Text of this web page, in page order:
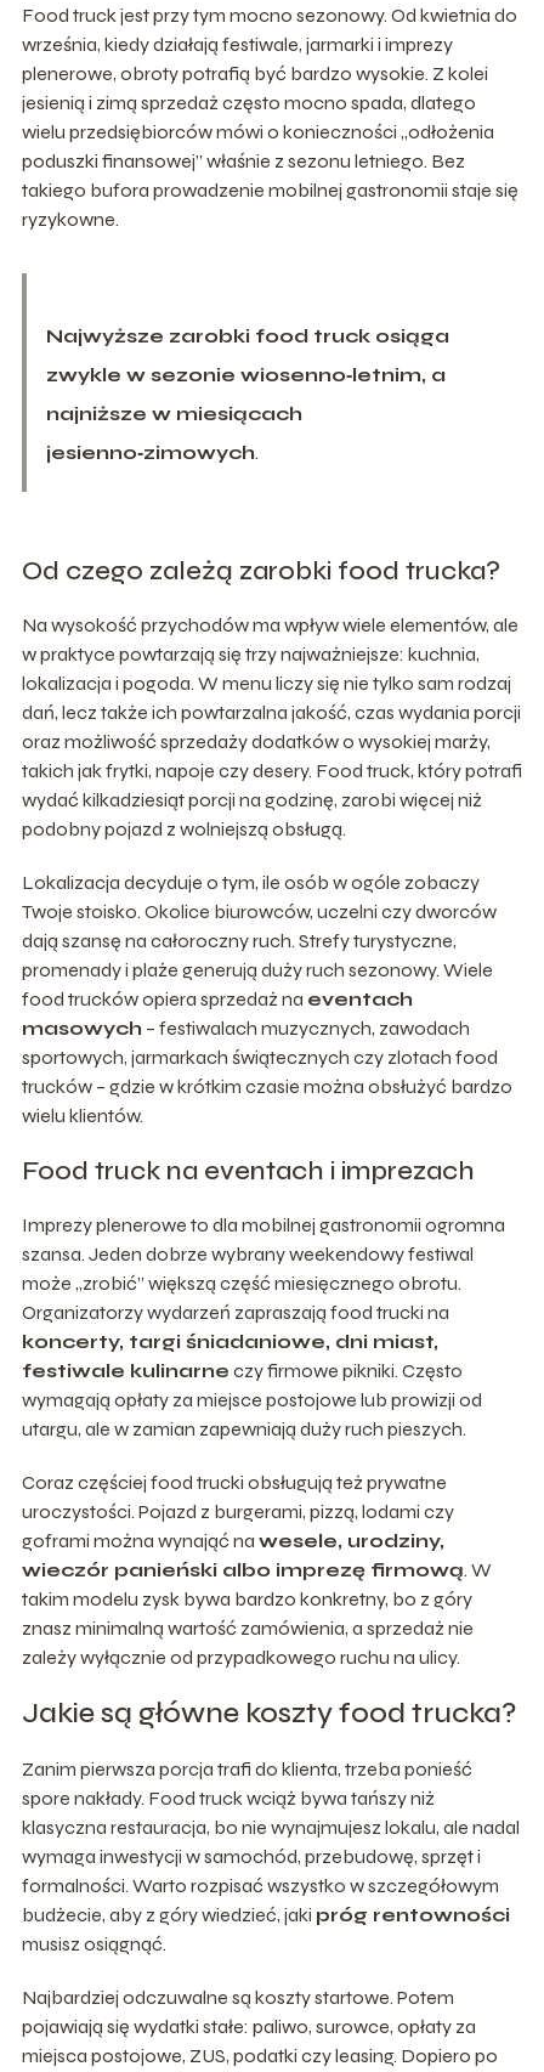
Food truck jest przy tym mocno sezonowy. Od kwietnia do
września, kiedy działają festiwale, jarmarki i imprezy
plenerowe, obroty potrafią być bardzo wysokie. Z kolei
jesienią i zimą sprzedaż często mocno spada, dlatego
wielu przedsiębiorców mówi o konieczności „odłożenia
poduszki finansowej” właśnie z sezonu letniego. Bez
takiego bufora prowadzenie mobilnej gastronomii staje się
ryzykowne.
Najwyższe zarobki food truck osiąga
zwykle w sezonie wiosenno‑letnim, a
najniższe w miesiącach
jesienno‑zimowych.
Od czego zależą zarobki food trucka?
Na wysokość przychodów ma wpływ wiele elementów, ale
w praktyce powtarzają się trzy najważniejsze: kuchnia,
lokalizacja i pogoda. W menu liczy się nie tylko sam rodzaj
dań, lecz także ich powtarzalna jakość, czas wydania porcji
oraz możliwość sprzedaży dodatków o wysokiej marży,
takich jak frytki, napoje czy desery. Food truck, który potrafi
wydać kilkadziesiąt porcji na godzinę, zarobi więcej niż
podobny pojazd z wolniejszą obsługą.
Lokalizacja decyduje o tym, ile osób w ogóle zobaczy
Twoje stoisko. Okolice biurowców, uczelni czy dworców
dają szansę na całoroczny ruch. Strefy turystyczne,
promenady i plaże generują duży ruch sezonowy. Wiele
food trucków opiera sprzedaż na eventach
masowych – festiwalach muzycznych, zawodach
sportowych, jarmarkach świątecznych czy zlotach food
trucków – gdzie w krótkim czasie można obsłużyć bardzo
wielu klientów.
Food truck na eventach i imprezach
Imprezy plenerowe to dla mobilnej gastronomii ogromna
szansa. Jeden dobrze wybrany weekendowy festiwal
może „zrobić” większą część miesięcznego obrotu.
Organizatorzy wydarzeń zapraszają food trucki na
koncerty, targi śniadaniowe, dni miast,
festiwale kulinarne czy firmowe pikniki. Często
wymagają opłaty za miejsce postojowe lub prowizji od
utargu, ale w zamian zapewniają duży ruch pieszych.
Coraz częściej food trucki obsługują też prywatne
uroczystości. Pojazd z burgerami, pizzą, lodami czy
goframi można wynająć na wesele, urodziny,
wieczór panieński albo imprezę firmową. W
takim modelu zysk bywa bardzo konkretny, bo z góry
znasz minimalną wartość zamówienia, a sprzedaż nie
zależy wyłącznie od przypadkowego ruchu na ulicy.
Jakie są główne koszty food trucka?
Zanim pierwsza porcja trafi do klienta, trzeba ponieść
spore nakłady. Food truck wciąż bywa tańszy niż
klasyczna restauracja, bo nie wynajmujesz lokalu, ale nadal
wymaga inwestycji w samochód, przebudowę, sprzęt i
formalności. Warto rozpisać wszystko w szczegółowym
budżecie, aby z góry wiedzieć, jaki próg rentowności
musisz osiągnąć.
Najbardziej odczuwalne są koszty startowe. Potem
pojawiają się wydatki stałe: paliwo, surowce, opłaty za
miejsca postojowe, ZUS, podatki czy leasing. Dopiero po